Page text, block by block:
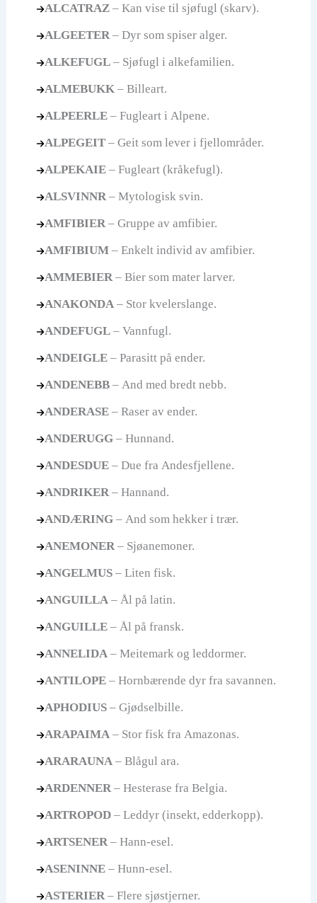
ALCATRAZ – Kan vise til sjøfugl (skarv).
ALGEETER – Dyr som spiser alger.
ALKEFUGL – Sjøfugl i alkefamilien.
ALMEBUKK – Billeart.
ALPEERLE – Fugleart i Alpene.
ALPEGEIT – Geit som lever i fjellområder.
ALPEKAIE – Fugleart (kråkefugl).
ALSVINNR – Mytologisk svin.
AMFIBIER – Gruppe av amfibier.
AMFIBIUM – Enkelt individ av amfibier.
AMMEBIER – Bier som mater larver.
ANAKONDA – Stor kvelerslange.
ANDEFUGL – Vannfugl.
ANDEIGLE – Parasitt på ender.
ANDENEBB – And med bredt nebb.
ANDERASE – Raser av ender.
ANDERUGG – Hunnand.
ANDESDUE – Due fra Andesfjellene.
ANDRIKER – Hannand.
ANDÆRING – And som hekker i trær.
ANEMONER – Sjøanemoner.
ANGELMUS – Liten fisk.
ANGUILLA – Ål på latin.
ANGUILLE – Ål på fransk.
ANNELIDA – Meitemark og leddormer.
ANTILOPE – Hornbærende dyr fra savannen.
APHODIUS – Gjødselbille.
ARAPAIMA – Stor fisk fra Amazonas.
ARARAUNA – Blågul ara.
ARDENNER – Hesterase fra Belgia.
ARTROPOD – Leddyr (insekt, edderkopp).
ARTSENER – Hann-esel.
ASENINNE – Hunn-esel.
ASTERIER – Flere sjøstjerner.